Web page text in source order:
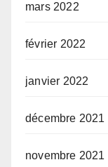
mars 2022
février 2022
janvier 2022
décembre 2021
novembre 2021